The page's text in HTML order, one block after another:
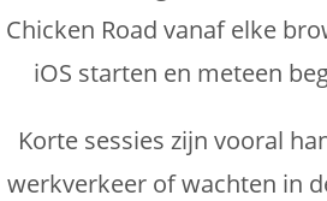
Chicken Road vanaf elke
iOS starten en meteen
Korte sessies zijn vooral
werkverkeer of wachten in